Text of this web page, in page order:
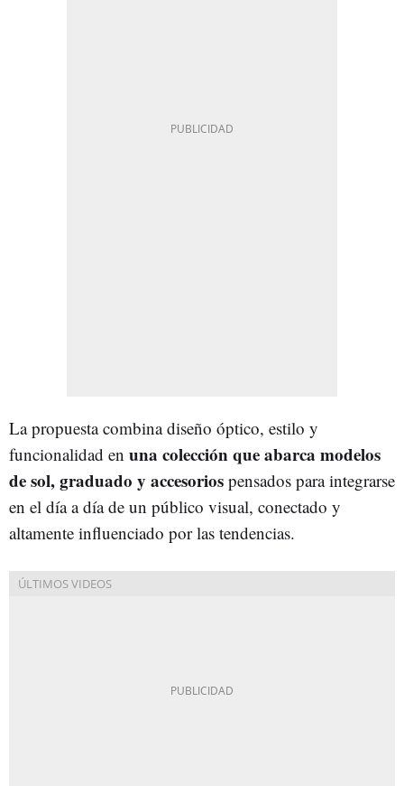
La propuesta combina diseño óptico, estilo y
funcionalidad en una colección que abarca modelos
de sol, graduado y accesorios pensados para integrarse
en el día a día de un público visual, conectado y
altamente influenciado por las tendencias.